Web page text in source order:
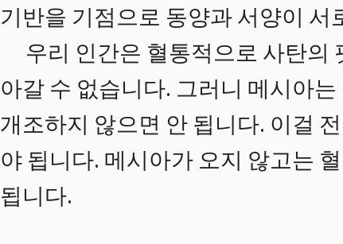
기반을 기점으로 동양과 서양이 서
우리 인간은 혈통적으로 사탄의
아갈 수 없습니다. 그러니 메시아
개조하지 않으면 안 됩니다. 이걸
야 됩니다. 메시아가 오지 않고는
됩니다.